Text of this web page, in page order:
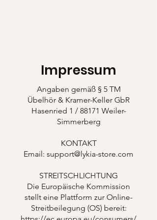
Impressum
Angaben gemäß § 5 TM
Übelhör & Kramer-Keller GbR
Hasenried 1 / 88171 Weiler-
Simmerberg
KONTAKT
Email: support@lykia-store.com
STREITSCHLICHTUNG
Die Europäische Kommission
stellt eine Plattform zur Online-
Streitbeilegung (OS) bereit: